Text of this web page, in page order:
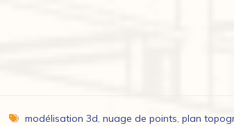
modélisation 3d, nuage de points, plan